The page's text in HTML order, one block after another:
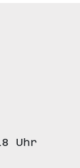
Uhr